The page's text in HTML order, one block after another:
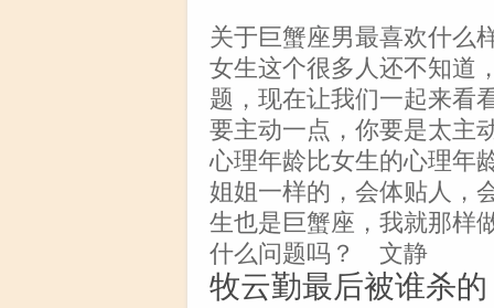
关于巨蟹座男最喜欢什么
女生这个很多人还不知道
题，现在让我们一起来看
要主动一点，你要是太主
心理年龄比女生的心理年
姐姐一样的，会体贴人，
生也是巨蟹座，我就那样
什么问题吗？ 文静
牧云勤最后被谁杀